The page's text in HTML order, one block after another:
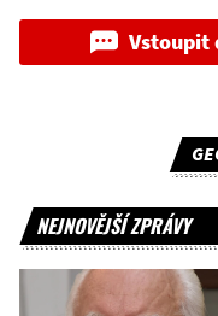
Vstoupit
NEJNOVĚJŠÍ ZPRÁVY